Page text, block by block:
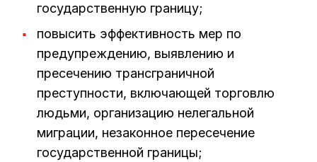
государственную границу;
повысить эффективность мер по
предупреждению, выявлению и
пресечению трансграничной
преступности, включающей торговлю
людьми, организацию нелегальной
миграции, незаконное пересечение
государственной границы;